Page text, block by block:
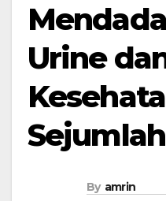
Urine
By amrin